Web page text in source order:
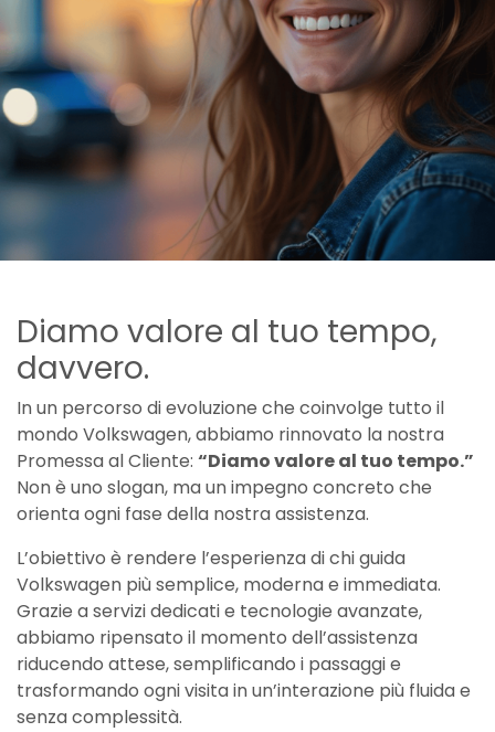
Diamo valore al tuo tempo,
davvero.
In un percorso di evoluzione che coinvolge tutto il
mondo Volkswagen, abbiamo rinnovato la nostra
Promessa al Cliente: “Diamo valore al tuo tempo.”
Non è uno slogan, ma un impegno concreto che
orienta ogni fase della nostra assistenza.
L’obiettivo è rendere l’esperienza di chi guida
Volkswagen più semplice, moderna e immediata.
Grazie a servizi dedicati e tecnologie avanzate,
abbiamo ripensato il momento dell’assistenza
riducendo attese, semplificando i passaggi e
trasformando ogni visita in un’interazione più fluida e
senza complessità.